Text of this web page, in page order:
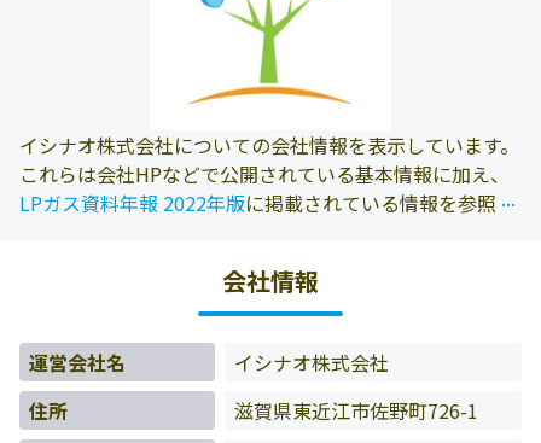
イシナオ株式会社についての会社情報を表示しています。
これらは会社HPなどで公開されている基本情報に加え、
LPガス資料年報 2022年版に掲載されている情報を参照し
...
...
会社情報
運営会社名
イシナオ株式会社
住所
滋賀県東近江市佐野町726-1